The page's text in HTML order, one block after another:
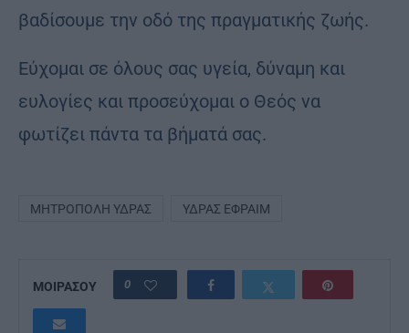
βαδίσουμε την οδό της πραγματικής ζωής.
Εύχομαι σε όλους σας υγεία, δύναμη και
ευλογίες και προσεύχομαι ο Θεός να
φωτίζει πάντα τα βήματά σας.
ΜΗΤΡΌΠΟΛΗ ΎΔΡΑΣ ΎΔΡΑΣ ΕΦΡΑΊΜ
ΜΟΙΡΑΣΟΥ 0